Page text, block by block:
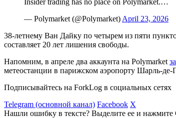
— Polymarket (@Polymarket) April 23, 2026
38-летнему Ван Дайку по четырем из пяти
составляет 20 лет лишения свободы.
Напомним, в апреле два аккаунта на Polymarket
метеостанции в парижском аэропорту Шарль-де-
Подписывайтесь на ForkLog в социальных сетях
Telegram (основной канал) Facebook X
Нашли ошибку в тексте? Выделите ее и